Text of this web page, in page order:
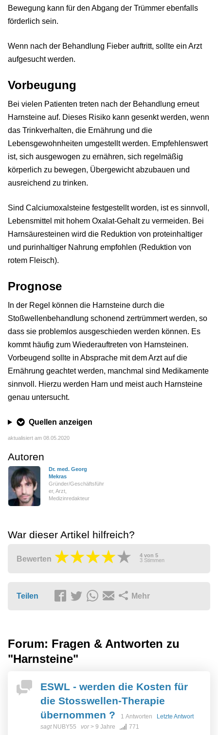
Bewegung kann für den Abgang der Trümmer ebenfalls
förderlich sein.
Wenn nach der Behandlung Fieber auftritt, sollte ein Arzt
aufgesucht werden.
Vorbeugung
Bei vielen Patienten treten nach der Behandlung erneut
Harnsteine auf. Dieses Risiko kann gesenkt werden, wenn
das Trinkverhalten, die Ernährung und die
Lebensgewohnheiten umgestellt werden. Empfehlenswert
ist, sich ausgewogen zu ernähren, sich regelmäßig
körperlich zu bewegen, Übergewicht abzubauen und
ausreichend zu trinken.
Sind Calciumoxalsteine festgestellt worden, ist es sinnvoll,
Lebensmittel mit hohem Oxalat-Gehalt zu vermeiden. Bei
Harnsäuresteinen wird die Reduktion von proteinhaltiger
und purinhaltiger Nahrung empfohlen (Reduktion von
rotem Fleisch).
Prognose
In der Regel können die Harnsteine durch die
Stoßwellenbehandlung schonend zertrümmert werden, so
dass sie problemlos ausgeschieden werden können. Es
kommt häufig zum Wiederauftreten von Harnsteinen.
Vorbeugend sollte in Absprache mit dem Arzt auf die
Ernährung geachtet werden, manchmal sind Medikamente
sinnvoll. Hierzu werden Harn und meist auch Harnsteine
genau untersucht.
Quellen anzeigen
aktualisiert am 08.05.2020
Autoren
Dr. med. Georg
Mekras
Gründer/Geschäftsführ
er, Arzt,
Medizinredakteur
War dieser Artikel hilfreich?
Bewerten 4 von 5
3 Stimmen
Teilen Mehr
Forum: Fragen & Antworten zu
"Harnsteine"
ESWL - werden die Kosten für
die Stosswellen-Therapie
übernommen ?
1 Antworten
Letzte Antwort
sagt NUBY55 vor> 9 Jahre 771